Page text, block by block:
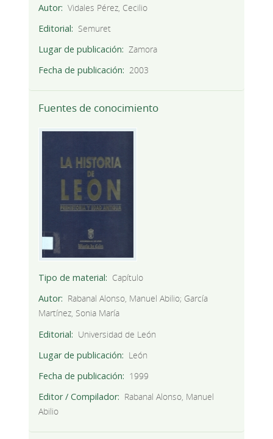
Autor
Vidales Pérez, Cecilio
Editorial
Semuret
Lugar de publicación
Zamora
Fecha de publicación
2003
Fuentes de conocimiento
Tipo de material
Capítulo
Autor
Rabanal Alonso, Manuel Abilio; García
Martínez, Sonia María
Editorial
Universidad de León
Lugar de publicación
León
Fecha de publicación
1999
Editor / Compilador
Rabanal Alonso, Manuel
Abilio